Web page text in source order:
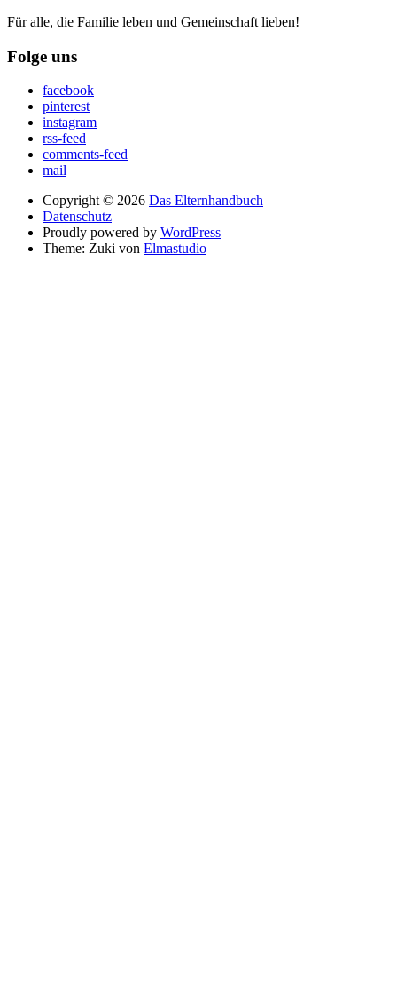
Für alle, die Familie leben und Gemeinschaft lieben!
Folge uns
facebook
pinterest
instagram
rss-feed
comments-feed
mail
Copyright © 2026 Das Elternhandbuch
Datenschutz
Proudly powered by WordPress
Theme: Zuki von Elmastudio